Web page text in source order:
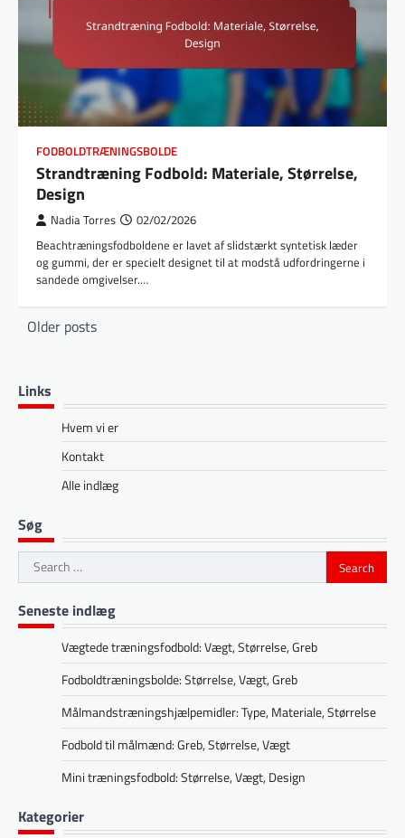
FODBOLDTRÆNINGSBOLDE
Strandtræning Fodbold: Materiale, Størrelse,
Design
Nadia Torres 02/02/2026
Beachtræningsfodboldene er lavet af slidstærkt syntetisk læder
og gummi, der er specielt designet til at modstå udfordringerne i
sandede omgivelser.…
Posts
Older posts
Links
Hvem vi er
Kontakt
Alle indlæg
Søg
Search
for:
Seneste indlæg
Vægtede træningsfodbold: Vægt, Størrelse, Greb
Fodboldtræningsbolde: Størrelse, Vægt, Greb
Målmandstræningshjælpemidler: Type, Materiale, Størrelse
Fodbold til målmænd: Greb, Størrelse, Vægt
Mini træningsfodbold: Størrelse, Vægt, Design
Kategorier